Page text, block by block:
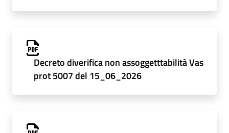
Decreto diverifica non assoggetttabilità Vas
prot 5007 del 15_06_2026